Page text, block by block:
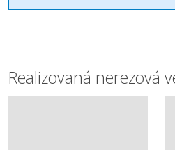
Realizovaná nerezová